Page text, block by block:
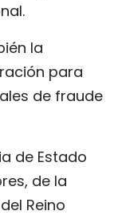
la
para
de fraude